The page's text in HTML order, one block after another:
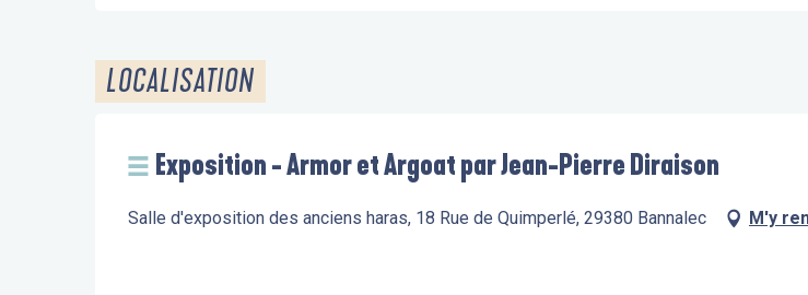
LOCALISATION
Exposition - Armor et Argoat par Jean-Pierre Diraison
Salle d'exposition des anciens haras, 18 Rue de Quimperlé, 29380 Bannalec M'y